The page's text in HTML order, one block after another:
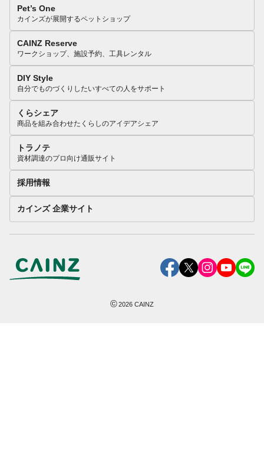
Pet’s One
カインズが展開するペットショップ
CAINZ Reserve
ワークショップ、施設予約、工具レンタル
DIY Style
自分でものづくりしたいすべての人をサポート
くらシェア
商品を組み合わせたくらしのアイデアシェア
トラノテ
資材調達のプロ向け通販サイト
採用情報
カインズ 企業サイト
©2026 CAINZ